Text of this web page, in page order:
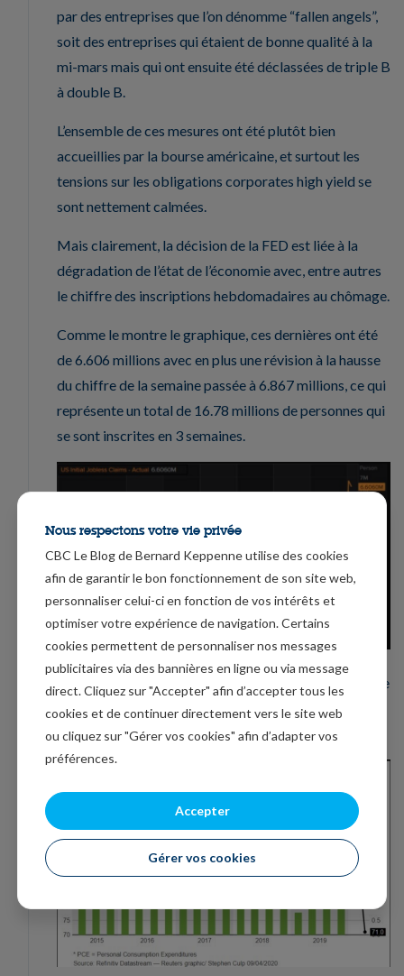
par des entreprises que l’on dénomme “fallen angels”,
soit des entreprises qui étaient de bonne qualité à la
mi-mars mais qui ont ensuite été déclassées de triple B
à double B.
L’ensemble de ces mesures ont été plutôt bien
accueillies par la bourse américaine, et surtout les
tensions sur les obligations corporates high yield se
sont nettement calmées.
Mais clairement, la décision de la FED est liée à la
dégradation de l’état de l’économie avec, entre autres
le chiffre des inscriptions hebdomadaires au chômage.
Comme le montre le graphique, ces dernières ont été
de 6.606 millions avec en plus une révision à la hausse
du chiffre de la semaine passée à 6.867 millions, ce qui
représente un total de 16.78 millions de personnes qui
se sont inscrites en 3 semaines.
Ce qui a comme conséquence que l’indice de confiance
des consommateurs (voir graphique) a lourdement
chuté à son niveau le plus bas depuis décembre 2011.
Nous respectons votre vie privée
CBC Le Blog de Bernard Keppenne utilise des cookies
afin de garantir le bon fonctionnement de son site web,
personnaliser celui-ci en fonction de vos intérêts et
optimiser votre expérience de navigation. Certains
cookies permettent de personnaliser nos messages
publicitaires via des bannières en ligne ou via message
direct. Cliquez sur "Accepter" afin d’accepter tous les
cookies et de continuer directement vers le site web
ou cliquez sur "Gérer vos cookies" afin d’adapter vos
préférences.
Accepter
Gérer vos cookies